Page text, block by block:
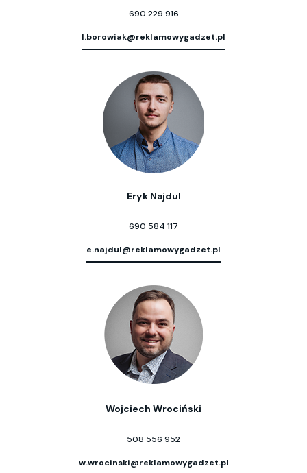
690 229 916
l.borowiak@reklamowygadzet.pl
Eryk Najdul
690 584 117
e.najdul@reklamowygadzet.pl
Wojciech Wrociński
508 556 952
w.wrocinski@reklamowygadzet.pl